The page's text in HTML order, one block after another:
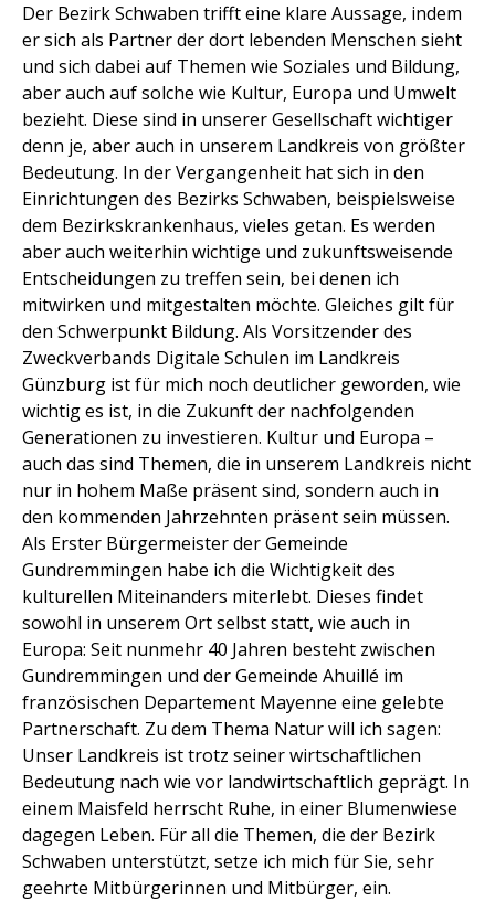
Der Bezirk Schwaben trifft eine klare Aussage, indem
er sich als Partner der dort lebenden Menschen sieht
und sich dabei auf Themen wie Soziales und Bildung,
aber auch auf solche wie Kultur, Europa und Umwelt
bezieht. Diese sind in unserer Gesellschaft wichtiger
denn je, aber auch in unserem Landkreis von größter
Bedeutung. In der Vergangenheit hat sich in den
Einrichtungen des Bezirks Schwaben, beispielsweise
dem Bezirkskrankenhaus, vieles getan. Es werden
aber auch weiterhin wichtige und zukunftsweisende
Entscheidungen zu treffen sein, bei denen ich
mitwirken und mitgestalten möchte. Gleiches gilt für
den Schwerpunkt Bildung. Als Vorsitzender des
Zweckverbands Digitale Schulen im Landkreis
Günzburg ist für mich noch deutlicher geworden, wie
wichtig es ist, in die Zukunft der nachfolgenden
Generationen zu investieren. Kultur und Europa –
auch das sind Themen, die in unserem Landkreis nicht
nur in hohem Maße präsent sind, sondern auch in
den kommenden Jahrzehnten präsent sein müssen.
Als Erster Bürgermeister der Gemeinde
Gundremmingen habe ich die Wichtigkeit des
kulturellen Miteinanders miterlebt. Dieses findet
sowohl in unserem Ort selbst statt, wie auch in
Europa: Seit nunmehr 40 Jahren besteht zwischen
Gundremmingen und der Gemeinde Ahuillé im
französischen Departement Mayenne eine gelebte
Partnerschaft. Zu dem Thema Natur will ich sagen:
Unser Landkreis ist trotz seiner wirtschaftlichen
Bedeutung nach wie vor landwirtschaftlich geprägt. In
einem Maisfeld herrscht Ruhe, in einer Blumenwiese
dagegen Leben. Für all die Themen, die der Bezirk
Schwaben unterstützt, setze ich mich für Sie, sehr
geehrte Mitbürgerinnen und Mitbürger, ein.